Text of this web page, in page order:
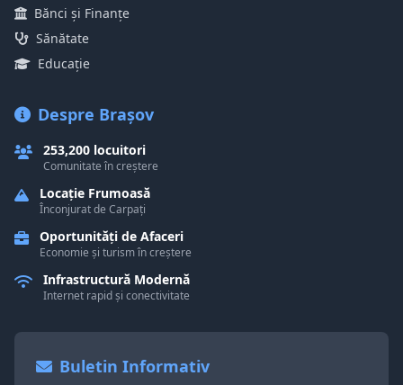
Bănci și Finanțe
Sănătate
Educație
Despre Brașov
253,200 locuitori
Comunitate în creștere
Locație Frumoasă
Înconjurat de Carpați
Oportunități de Afaceri
Economie și turism în creștere
Infrastructură Modernă
Internet rapid și conectivitate
Buletin Informativ